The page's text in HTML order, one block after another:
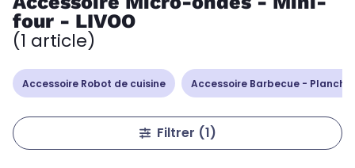
four - LIVOO
(1 article)
Accessoire Robot de cuisine Accessoire Barbecue - Plancha
Filtrer (1)